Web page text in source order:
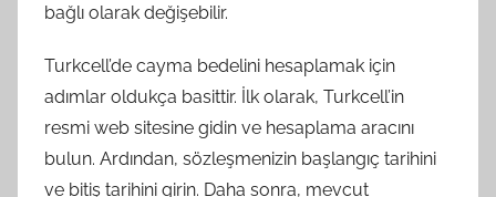
bağlı olarak değişebilir.
Turkcell’de cayma bedelini hesaplamak için
adımlar oldukça basittir. İlk olarak, Turkcell’in
resmi web sitesine gidin ve hesaplama aracını
bulun. Ardından, sözleşmenizin başlangıç ​​tarihini
ve bitiş tarihini girin. Daha sonra, mevcut